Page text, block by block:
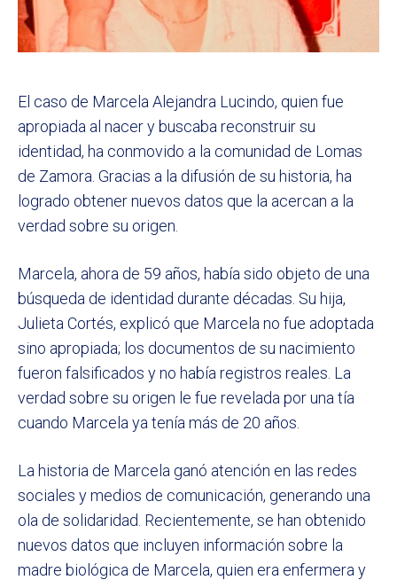
El caso de Marcela Alejandra Lucindo, quien fue
apropiada al nacer y buscaba reconstruir su
identidad, ha conmovido a la comunidad de Lomas
de Zamora. Gracias a la difusión de su historia, ha
logrado obtener nuevos datos que la acercan a la
verdad sobre su origen.
Marcela, ahora de 59 años, había sido objeto de una
búsqueda de identidad durante décadas. Su hija,
Julieta Cortés, explicó que Marcela no fue adoptada
sino apropiada; los documentos de su nacimiento
fueron falsificados y no había registros reales. La
verdad sobre su origen le fue revelada por una tía
cuando Marcela ya tenía más de 20 años.
La historia de Marcela ganó atención en las redes
sociales y medios de comunicación, generando una
ola de solidaridad. Recientemente, se han obtenido
nuevos datos que incluyen información sobre la
madre biológica de Marcela, quien era enfermera y